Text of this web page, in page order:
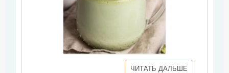
ЧИТАТЬ ДАЛЬШЕ